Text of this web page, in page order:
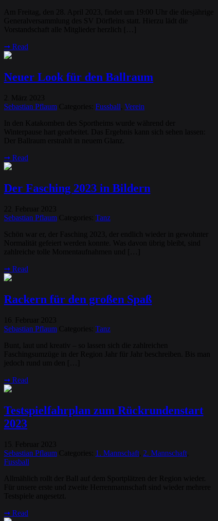
Am Freitag, den 28. April 2023, findet um 19:00 Uhr die diesjährige
Generalversammlung des SV Dörfleins statt. Hierzu lädt die
Vorstandschaft alle Mitglieder herzlich […]
➞ Read
Neuer Look für den Ballraum
März
2023
Sebastian Pflaum Categories: Fussball Verein
In den Katakomben des Sportheims wurde während der
Winterpause hart gearbeitet. Das Ergebnis kann sich sehen lassen:
Der Ballraum erstrahlt in neuem Glanz.
➞ Read
Der Fasching 2023 in Bildern
Februar
2023
Sebastian Pflaum Categories: Tanz
Schön war er, der Fasching 2023, der endlich wieder in gewohnter
Normalität gefeiert werden konnte. Was davon übrig bleibt, sind
zahlreiche tolle Momentaufnahmen und […]
➞ Read
Rackern für den großen Spaß
16 Februar
2023
Sebastian Pflaum Categories: Tanz
Bunt, laut und kreativ – so lassen sich die zahlreichen
Faschingsumzüge in der Region Jahr für Jahr beschreiben. Bis man
jedoch rund um den […]
➞ Read
Testspielfahrplan zum Rückrundenstart
2023
15 Februar
2023
Sebastian Pflaum Categories: 1. Mannschaft 2. Mannschaft
Fussball
Allmählich rollt der Ball auf dem Sportplätzen der Region wieder.
Für unsere erste und zweite Herrenmannschaft sind wieder mehrere
Testspiele angesetzt.
➞ Read